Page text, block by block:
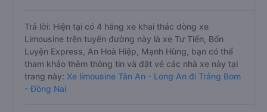
Trả lời: Hiện tại có 4 hãng xe khai thác dòng xe
Limousine trên tuyến đường này là xe Tư Tiến, Bốn
Luyện Express, An Hoà Hiệp, Mạnh Hùng, bạn có thể
tham khảo thêm thông tin và đặt vé các nhà xe này tại
trang này: Xe limousine Tân An - Long An đi Trảng Bom
- Đồng Nai